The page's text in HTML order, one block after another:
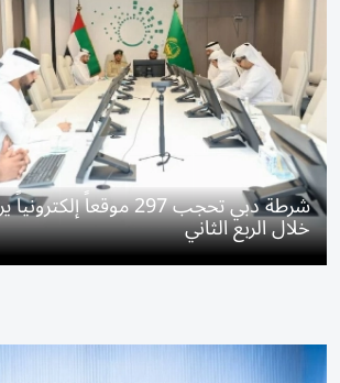
شرطة دبي تحجب 297 موقعاً
خلال الربع الثاني